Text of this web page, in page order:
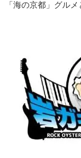
「海の京都」グル